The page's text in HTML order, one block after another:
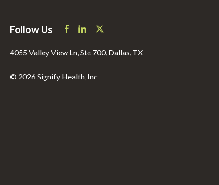
Follow Us
4055 Valley View Ln, Ste 700, Dallas, TX
© 2026 Signify Health, Inc.